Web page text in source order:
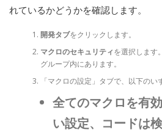
れているかどうかを確認します。
開発タブをクリックします。
マクロのセキュリティを選択します
グループ内にあります。
「マクロの設定」タブで、以下のい
全てのマクロを有
い設定、コードは